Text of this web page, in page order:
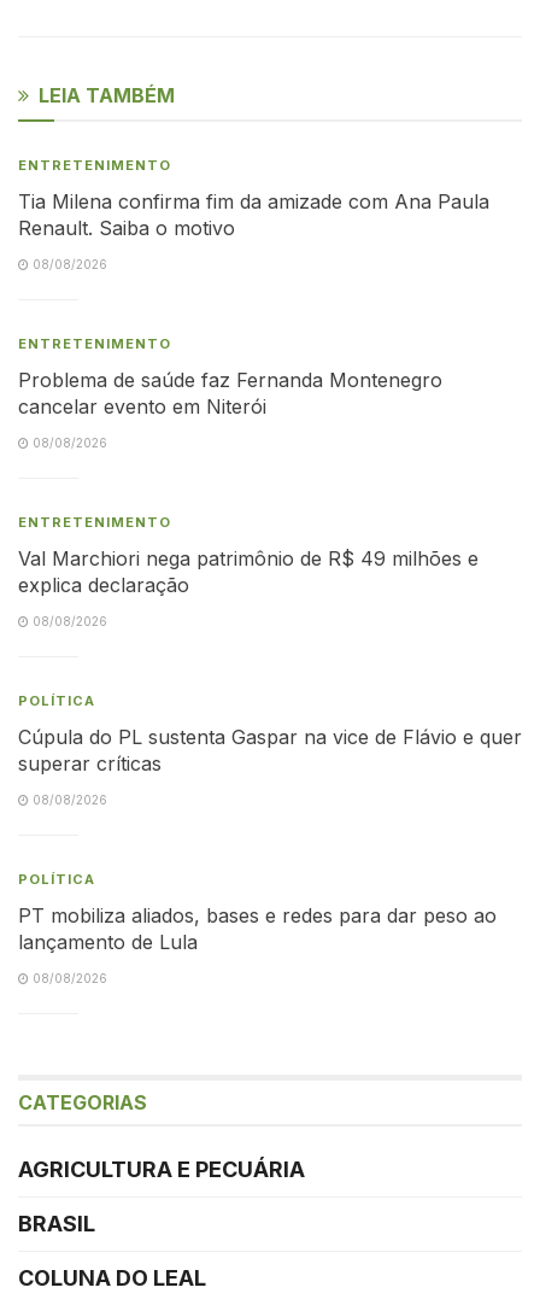
LEIA TAMBÉM
ENTRETENIMENTO
Tia Milena confirma fim da amizade com Ana Paula
Renault. Saiba o motivo
08/08/2026
ENTRETENIMENTO
Problema de saúde faz Fernanda Montenegro
cancelar evento em Niterói
08/08/2026
ENTRETENIMENTO
Val Marchiori nega patrimônio de R$ 49 milhões e
explica declaração
08/08/2026
POLÍTICA
Cúpula do PL sustenta Gaspar na vice de Flávio e quer
superar críticas
08/08/2026
POLÍTICA
PT mobiliza aliados, bases e redes para dar peso ao
lançamento de Lula
08/08/2026
CATEGORIAS
AGRICULTURA E PECUÁRIA
BRASIL
COLUNA DO LEAL